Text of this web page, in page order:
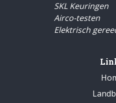
SKL Keuringen
Airco-testen
Elektrisch